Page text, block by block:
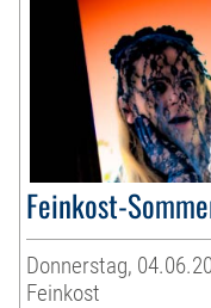
Feinkost-
Donnerstag,
Feinkost